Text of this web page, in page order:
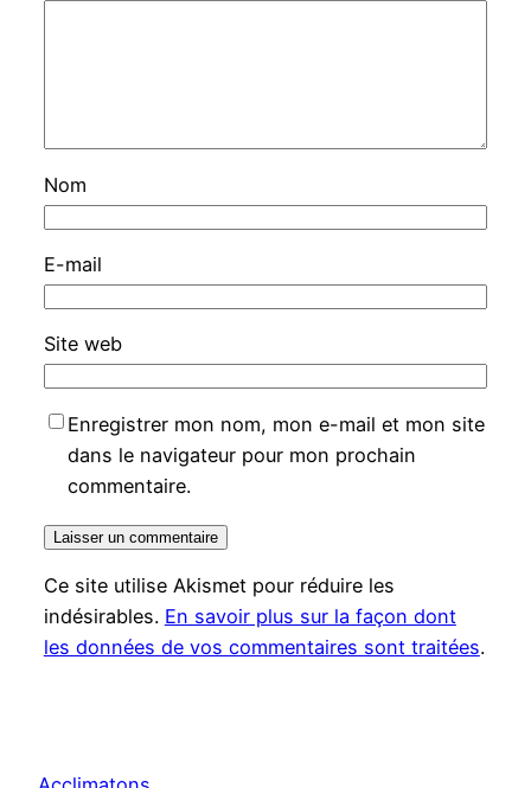
Nom
E-mail
Site web
Enregistrer mon nom, mon e-mail et mon site
dans le navigateur pour mon prochain
commentaire.
Ce site utilise Akismet pour réduire les
indésirables. En savoir plus sur la façon dont
les données de vos commentaires sont traitées.